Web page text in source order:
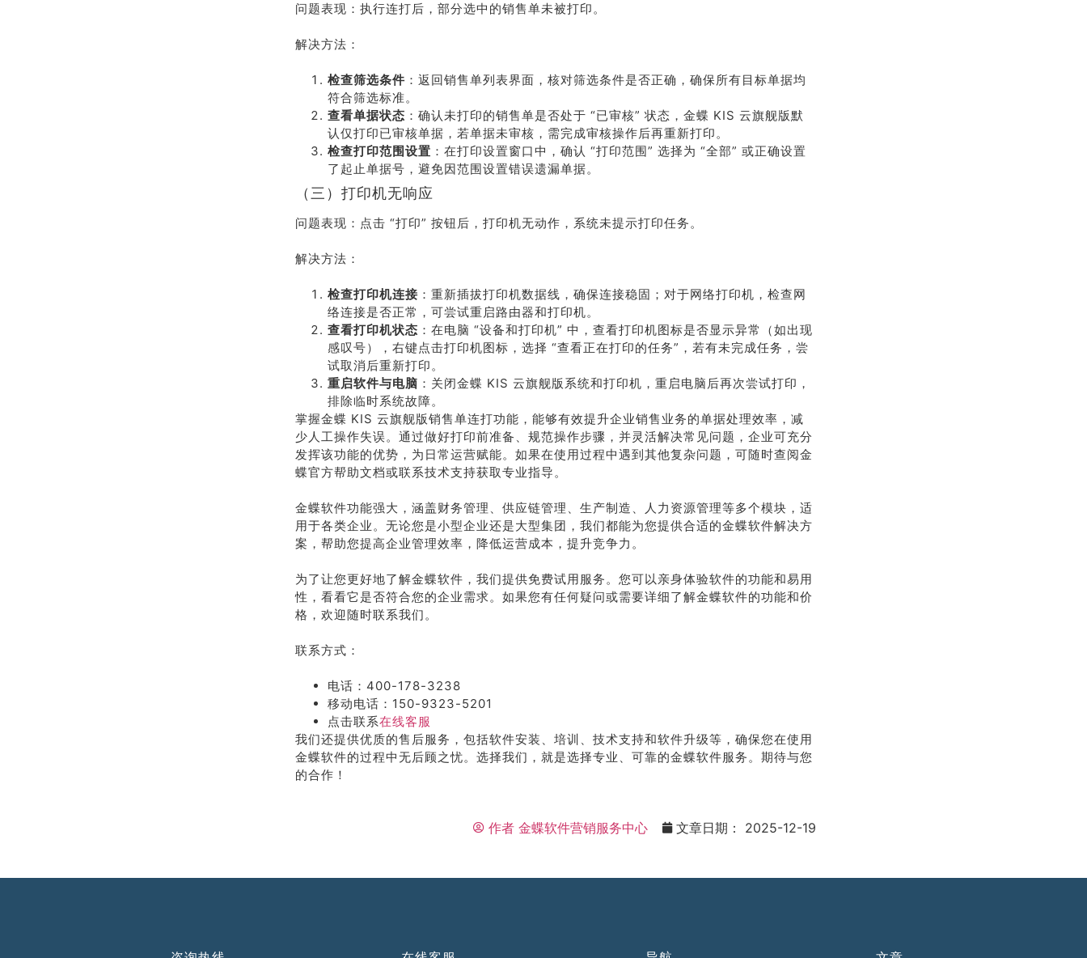
问题表现：执行连打后，部分选中的销售单未被打印。
解决方法：
检查筛选条件 ：返回销售单列表界面，核对筛选条件是否正确，确保所有目标单据均
符合筛选标准。
查看单据状态 ：确认未打印的销售单是否处于 “已审核” 状态，金蝶 KIS 云旗舰版默
认仅打印已审核单据，若单据未审核，需完成审核操作后再重新打印。
检查打印范围设置 ：在打印设置窗口中，确认 “打印范围” 选择为 “全部” 或正确设置
了起止单据号，避免因范围设置错误遗漏单据。
（三）打印机无响应
问题表现：点击 “打印” 按钮后，打印机无动作，系统未提示打印任务。
解决方法：
检查打印机连接 ：重新插拔打印机数据线，确保连接稳固；对于网络打印机，检查网
络连接是否正常，可尝试重启路由器和打印机。
查看打印机状态 ：在电脑 “设备和打印机” 中，查看打印机图标是否显示异常（如出现
感叹号），右键点击打印机图标，选择 “查看正在打印的任务”，若有未完成任务，尝
试取消后重新打印。
重启软件与电脑 ：关闭金蝶 KIS 云旗舰版系统和打印机，重启电脑后再次尝试打印，
排除临时系统故障。
掌握金蝶 KIS 云旗舰版销售单连打功能，能够有效提升企业销售业务的单据处理效率，减
少人工操作失误。通过做好打印前准备、规范操作步骤，并灵活解决常见问题，企业可充分
发挥该功能的优势，为日常运营赋能。如果在使用过程中遇到其他复杂问题，可随时查阅金
蝶官方帮助文档或联系技术支持获取专业指导。
金蝶软件功能强大，涵盖财务管理、供应链管理、生产制造、人力资源管理等多个模块，适
用于各类企业。无论您是小型企业还是大型集团，我们都能为您提供合适的金蝶软件解决方
案，帮助您提高企业管理效率，降低运营成本，提升竞争力。
为了让您更好地了解金蝶软件，我们提供免费试用服务。您可以亲身体验软件的功能和易用
性，看看它是否符合您的企业需求。如果您有任何疑问或需要详细了解金蝶软件的功能和价
格，欢迎随时联系我们。
联系方式：
电话：400-178-3238
移动电话：150-9323-5201
点击联系在线客服
我们还提供优质的售后服务，包括软件安装、培训、技术支持和软件升级等，确保您在使用
金蝶软件的过程中无后顾之忧。选择我们，就是选择专业、可靠的金蝶软件服务。期待与您
的合作！
作者金蝶软件营销服务中心 文章日期： 2025-12-19